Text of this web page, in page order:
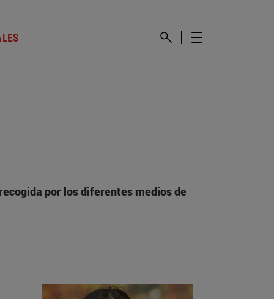
por los diferentes medios de